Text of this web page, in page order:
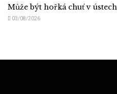
Může být hořká chuť v
03/08/2026